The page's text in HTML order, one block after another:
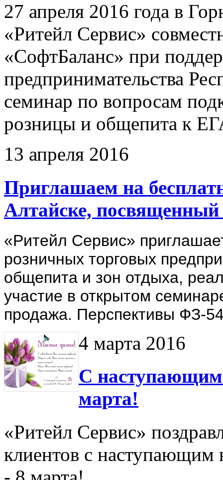
27 апреля 2016 года в
«Ритейл Сервис»
«СофтБаланс» при
предпринимательства
семинар по вопросам
розницы и общепита к
13 апреля 2016
Приглашаем на
Алтайске,
«Ритейл Сервис»
розничных торговых
общепита и зон отдыха,
участие в открытом
продажа. Перспективы ФЗ-
4 марта 2016
С наступающим
марта!
«Ритейл Сервис»
клиентов с